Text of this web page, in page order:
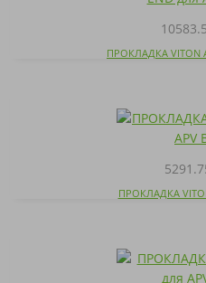
ПРОКЛАДКА VITON
ПРОКЛАДКА